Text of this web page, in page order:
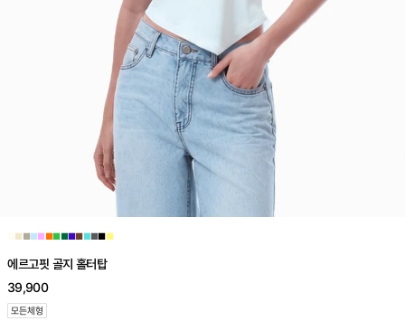
■■■■■■■■■■■■■
에르고핏 골지 홀터탑
39,900